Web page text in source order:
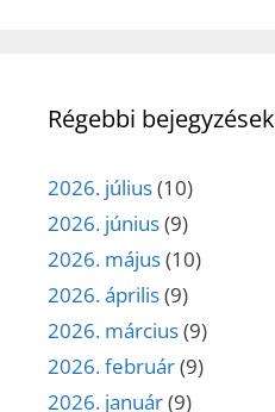
Régebbi bejegyzések
2026. július(10)
2026. június(9)
2026. május(10)
2026. április(9)
2026. március(9)
2026. február(9)
2026. január(9)